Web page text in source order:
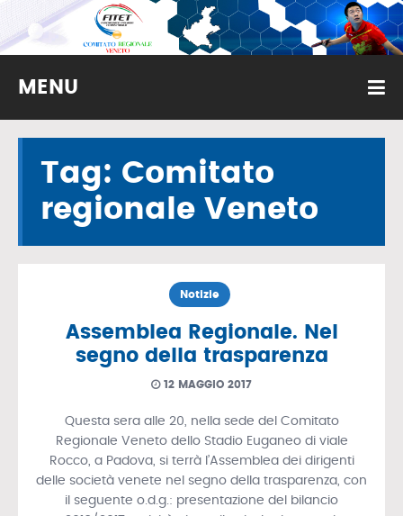
MENU
Tag: Comitato
regionale Veneto
Notizie
Assemblea Regionale. Nel
segno della trasparenza
12 MAGGIO 2017
Questa sera alle 20, nella sede del Comitato
Regionale Veneto dello Stadio Euganeo di viale
Rocco, a Padova, si terrà l’Assemblea dei dirigenti
delle società venete nel segno della trasparenza, con
il seguente o.d.g.: presentazione del bilancio